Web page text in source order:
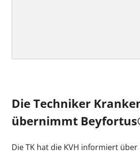
Die Techniker
übernimmt
Die TK hat die KVH informiert